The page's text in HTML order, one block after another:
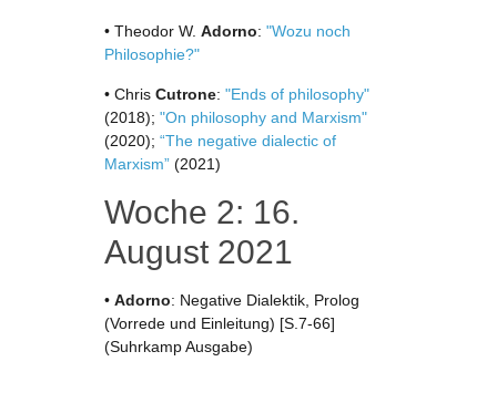
• Theodor W. Adorno: "Wozu noch
Philosophie?"
• Chris Cutrone: "Ends of philosophy"
(2018); "On philosophy and Marxism"
(2020); “The negative dialectic of
Marxism” (2021)
Woche 2: 16.
August 2021
• Adorno: Negative Dialektik, Prolog
(Vorrede und Einleitung) [S.7-66]
(Suhrkamp Ausgabe)